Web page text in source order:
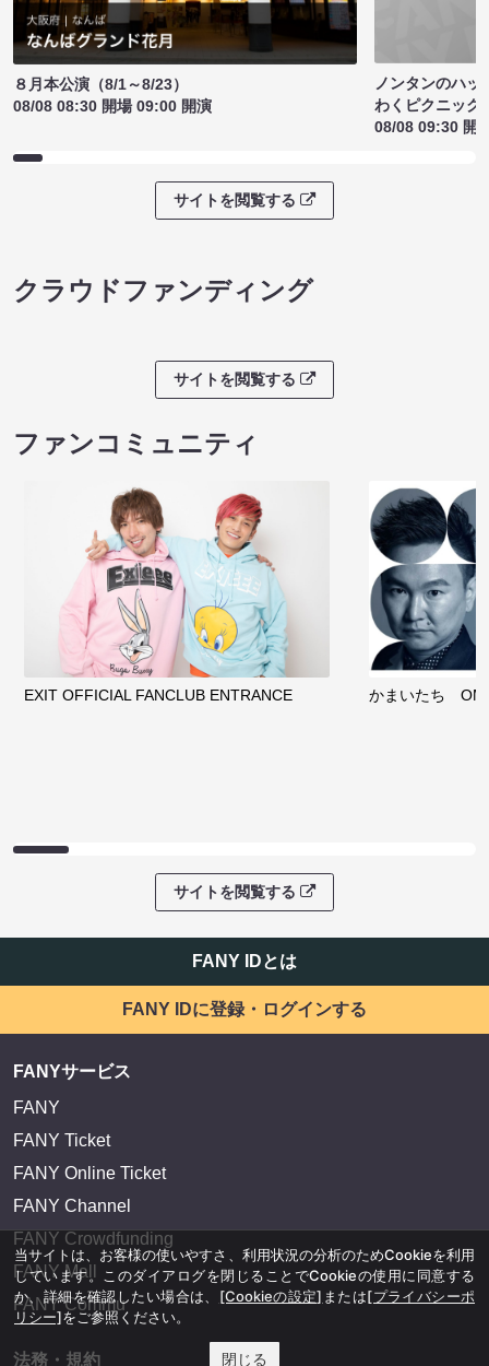
８月本公演（8/1～8/23）
08/08 08:30 開場 09:00 開演
ノンタンのハッ
わくピクニック
08/08 09:30 開
サイトを閲覧する
クラウドファンディング
サイトを閲覧する
ファンコミュニティ
EXIT OFFICIAL FANCLUB ENTRANCE かまいたち
サイトを閲覧する
FANY IDとは
FANY IDに登録・ログインする
FANYサービス
FANY
FANY Ticket
FANY Online Ticket
FANY Channel
FANY Crowdfunding
FANY Mall
FANY Commu
法務・規約
当サイトは、お客様の使いやすさ、利用状況の分析のためCookieを利用
しています。このダイアログを閉じることでCookieの使用に同意する
か、詳細を確認したい場合は、 [Cookieの設定] または[プライバシーポ
リシー]をご参照ください。
閉じる